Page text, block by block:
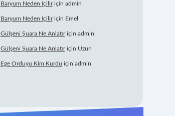
Baryum Neden Içiliriçin admin
Baryum Neden Içiliriçin Emel
Gülşeni Şuara Ne Anlatıriçin admin
Gülşeni Şuara Ne Anlatıriçin Uzun
Ege Orduyu Kim Kurdu için admin